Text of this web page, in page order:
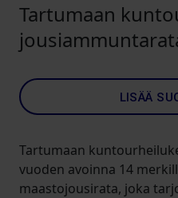
Tartumaan
LISÄÄ
Tartumaan
vuoden avoinna 14
maastojousirata, joka